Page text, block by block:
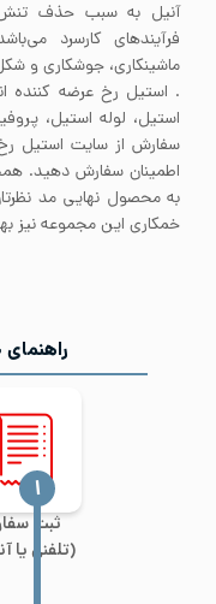
آنیل به سبب حذف
فرآیندهای کارسرد
ماشینکاری، جوشکاری و شکل دهی
. استیل رخ عرضه کننده
استیل، لوله استیل،
سفارش از سایت استیل
اطمینان سفارش دهید.
به محصول نهایی مد
خمکاری این مجموعه نیز
راهنمای
ثبت
(تلفنی یا
‍۱